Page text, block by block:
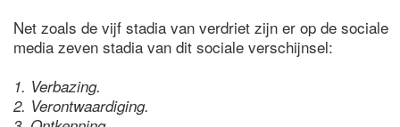
Net zoals de vijf stadia van verdriet zijn er op de sociale
media zeven stadia van dit sociale verschijnsel:
1. Verbazing.
2. Verontwaardiging.